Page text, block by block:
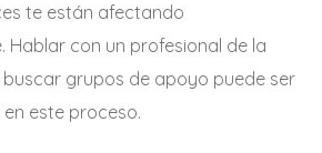
te están afectando
Hablar con un profesional de la
grupos de apoyo puede ser
este proceso.